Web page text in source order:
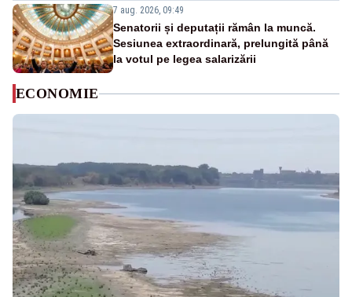
7 aug. 2026, 09:49
Senatorii și deputații rămân la muncă.
Sesiunea extraordinară, prelungită până
la votul pe legea salarizării
ECONOMIE